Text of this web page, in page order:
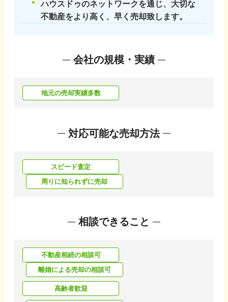
ハウスドゥのネットワークを通じ、大切な
不動産をより高く、早く売却致します。
会社の規模・実績
地元の売却実績多数
対応可能な売却方法
スピード査定
周りに知られずに売却
相談できること
不動産相続の相談可
離婚による売却の相談可
高齢者歓迎